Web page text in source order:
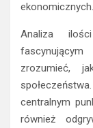
ekonomicznych.
Analiza
zrozumieć,
centralnym
również